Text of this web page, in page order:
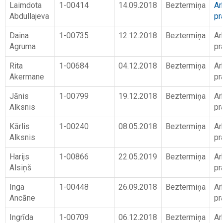
Laimdota
Abdullajeva
1-00414 14.09.2018 Beztermiņa
Daina
Agruma
1-00735 12.12.2018 Beztermiņa
Rita
Akermane
1-00684 04.12.2018 Beztermiņa
Jānis
Alksnis
1-00799 19.12.2018 Beztermiņa
Kārlis
Alksnis
1-00240 08.05.2018 Beztermiņa
Harijs
Alsiņš
1-00866 22.05.2019 Beztermiņa
Inga
Ancāne
1-00448 26.09.2018 Beztermiņa
Ingrīda
1-00709 06.12.2018 Beztermiņa